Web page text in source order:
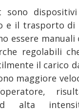
sono
e il trasporto
essere
regolabili
il carico
maggiore
alta